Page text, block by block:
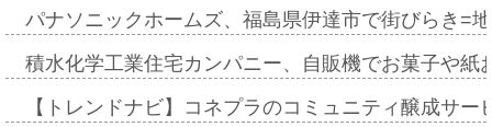
パナソニックホームズ、福島県伊達市で街びらき=
積水化学工業住宅カンパニー、自販機でお菓子や
【トレンドナビ】コネプラのコミュニティ醸成サ